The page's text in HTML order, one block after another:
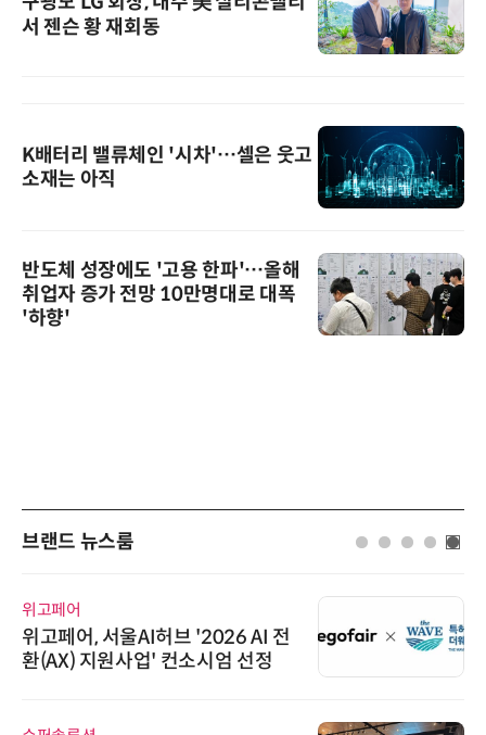
서 젠슨 황 재회동
K배터리 밸류체인 '시차'…셀은 웃고
소재는 아직
반도체 성장에도 '고용 한파'…올해
취업자 증가 전망 10만명대로 대폭
'하향'
브랜드 뉴스룸
위고페어
위고페어, 서울AI허브 '2026 AI 전
환(AX) 지원사업' 컨소시엄 선정